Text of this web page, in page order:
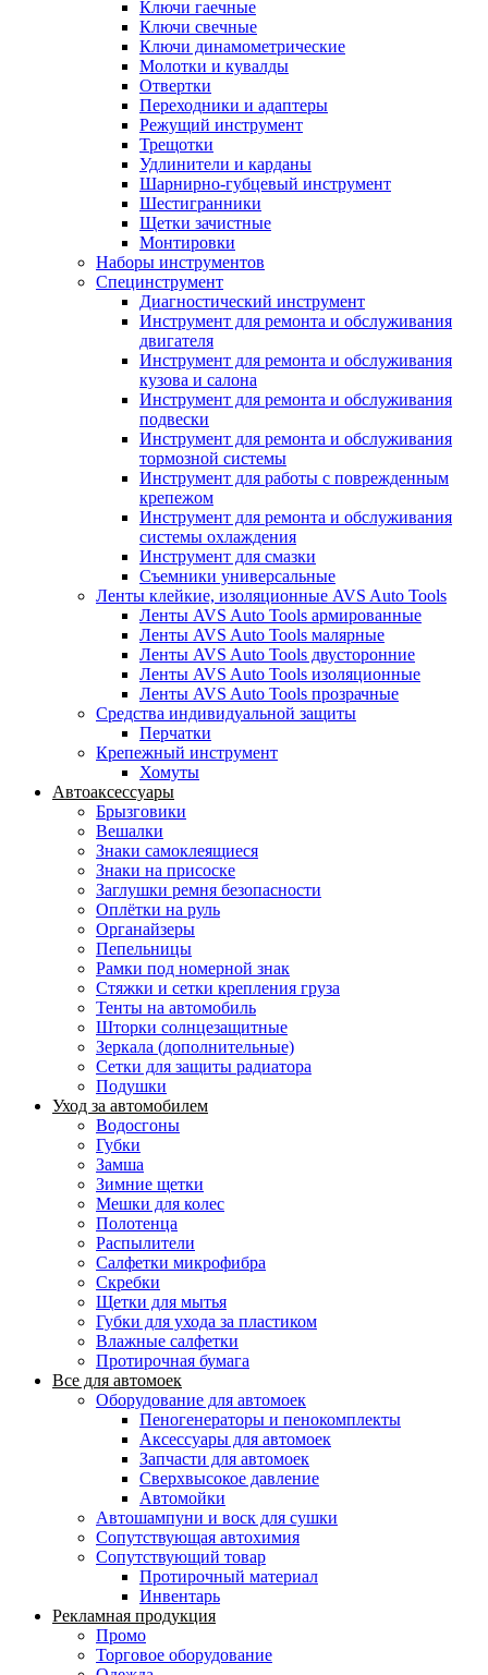
Ключи гаечные
Ключи свечные
Ключи динамометрические
Молотки и кувалды
Отвертки
Переходники и адаптеры
Режущий инструмент
Трещотки
Удлинители и карданы
Шарнирно-губцевый инструмент
Шестигранники
Щетки зачистные
Монтировки
Наборы инструментов
Специнструмент
Диагностический инструмент
Инструмент для ремонта и обслуживания
двигателя
Инструмент для ремонта и обслуживания
кузова и салона
Инструмент для ремонта и обслуживания
подвески
Инструмент для ремонта и обслуживания
тормозной системы
Инструмент для работы с поврежденным
крепежом
Инструмент для ремонта и обслуживания
системы охлаждения
Инструмент для смазки
Съемники универсальные
Ленты клейкие, изоляционные AVS Auto Tools
Ленты AVS Auto Tools армированные
Ленты AVS Auto Tools малярные
Ленты AVS Auto Tools двусторонние
Ленты AVS Auto Tools изоляционные
Ленты AVS Auto Tools прозрачные
Средства индивидуальной защиты
Перчатки
Крепежный инструмент
Хомуты
Автоаксессуары
Брызговики
Вешалки
Знаки самоклеящиеся
Знаки на присоске
Заглушки ремня безопасности
Оплётки на руль
Органайзеры
Пепельницы
Рамки под номерной знак
Стяжки и сетки крепления груза
Тенты на автомобиль
Шторки солнцезащитные
Зеркала (дополнительные)
Сетки для защиты радиатора
Подушки
Уход за автомобилем
Водосгоны
Губки
Замша
Зимние щетки
Мешки для колес
Полотенца
Распылители
Салфетки микрофибра
Скребки
Щетки для мытья
Губки для ухода за пластиком
Влажные салфетки
Протирочная бумага
Все для автомоек
Оборудование для автомоек
Пеногенераторы и пенокомплекты
Аксессуары для автомоек
Запчасти для автомоек
Сверхвысокое давление
Автомойки
Автошампуни и воск для сушки
Сопутствующая автохимия
Сопутствующий товар
Протирочный материал
Инвентарь
Рекламная продукция
Промо
Торговое оборудование